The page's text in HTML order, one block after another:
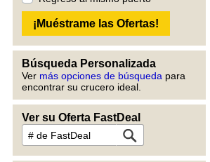
Búsqueda Personalizada
Ver más opciones de búsqueda para
encontrar su crucero ideal.
Ver su Oferta FastDeal